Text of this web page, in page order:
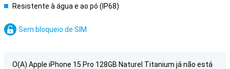
Resistente à água e ao pó (IP68)
Sem bloqueio de SIM
O(A) Apple iPhone 15 Pro 128GB Naturel Titanium já não está